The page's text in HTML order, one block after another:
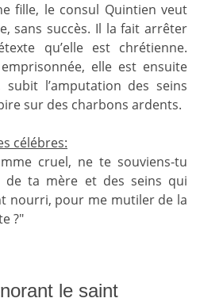
fille, le consul Quintien veut
sans succès. Il la fait arrêter
qu’elle est chrétienne.
emprisonnée, elle est ensuite
subit l’amputation des seins
sur des charbons ardents.
célébres:
cruel, ne te souviens-tu
de ta mère et des seins qui
nourri, pour me mutiler de la
?"
le saint